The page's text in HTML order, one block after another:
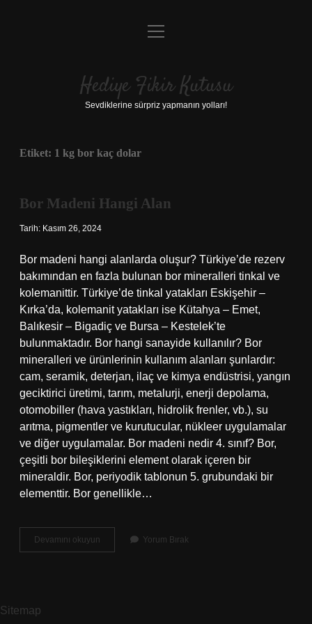
Anasayfa
Yasal Uyarı
menüyü
Hediye Fikir Kutusu
Sevdiklerine sürpriz yapmanın yolları!
Etiket: 1 kg bor kaç dolar
Bor Madeni Hangi Alan
Tarih: Kasım 26, 2024
Bor madeni hangi alanlarda oluşur? Türkiye’de rezerv
bakımından en fazla bulunan bor mineralleri tinkal ve
kolemanittir. Türkiye’de tinkal yatakları Eskişehir –
Kırka’da, kolemanit yatakları ise Kütahya – Emet,
Balıkesir – Bigadiç ve Bursa – Kestelek’te
bulunmaktadır. Bor hangi sanayide kullanılır? Bor
mineralleri ve ürünlerinin kullanım alanları şunlardır:
cam, seramik, deterjan, ilaç ve kimya endüstrisi, yangın
geciktirici üretimi, tarım, metalurji, enerji depolama,
otomobiller (hava yastıkları, hidrolik frenler, vb.), su
arıtma, pigmentler ve kurutucular, nükleer uygulamalar
ve diğer uygulamalar. Bor madeni nedir 4. sınıf? Bor,
çeşitli bor bileşiklerini element olarak içeren bir
mineraldir. Bor, periyodik tablonun 5. grubundaki bir
elementtir. Bor genellikle…
Devamını okuyun
Madeni
Yorum Bırak
Sitemap